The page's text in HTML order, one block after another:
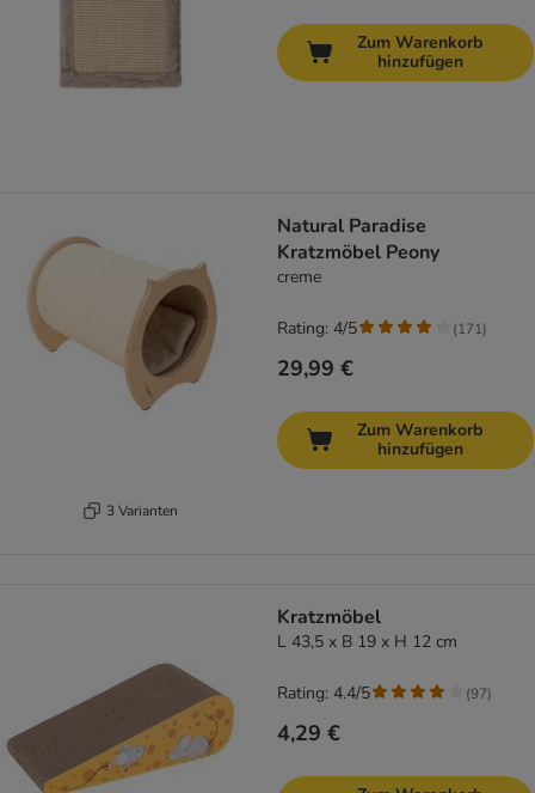
Zum Warenkorb
hinzufügen
3 Varianten
Natural Paradise
Kratzmöbel Peony
creme
29,99 €
Rating: 4/5 (171)
Zum Warenkorb
hinzufügen
Kratzmöbel
L 43,5 x B 19 x H 12 cm
4,29 €
Rating: 4.4/5 (97)